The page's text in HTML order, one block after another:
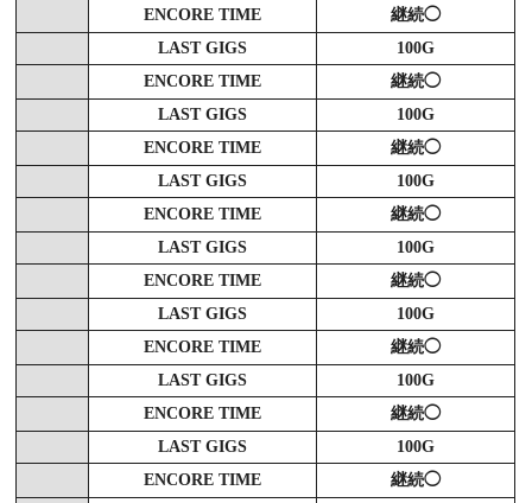
ENCORE TIME
継続◯
LAST GIGS
100G
ENCORE TIME
継続◯
LAST GIGS
100G
ENCORE TIME
継続◯
LAST GIGS
100G
ENCORE TIME
継続◯
LAST GIGS
100G
ENCORE TIME
継続◯
LAST GIGS
100G
ENCORE TIME
継続◯
LAST GIGS
100G
ENCORE TIME
継続◯
LAST GIGS
100G
ENCORE TIME
継続◯